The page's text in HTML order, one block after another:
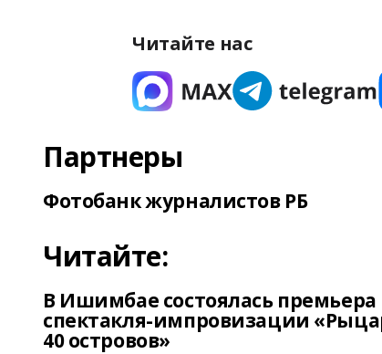
Читайте нас
Партнеры
Фотобанк журналистов РБ
Читайте:
В Ишимбае состоялась премьера
спектакля-импровизации
40 островов»